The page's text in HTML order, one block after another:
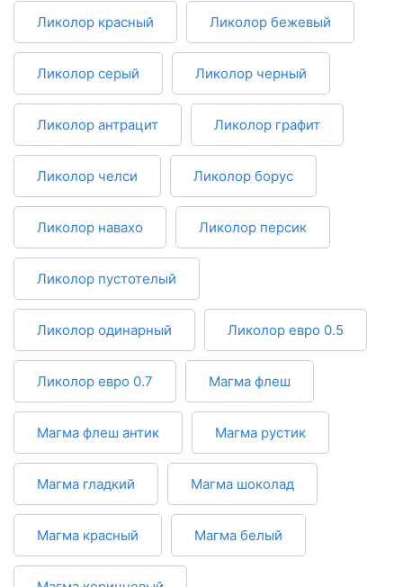
Ликолор красный Ликолор бежевый
Ликолор серый Ликолор черный
Ликолор антрацит Ликолор графит
Ликолор челси Ликолор борус
Ликолор навахо Ликолор персик
Ликолор пустотелый
Ликолор одинарный Ликолор евро 0.5
Ликолор евро 0.7 Магма флеш
Магма флеш антик Магма рустик
Магма гладкий Магма шоколад
Магма красный Магма белый